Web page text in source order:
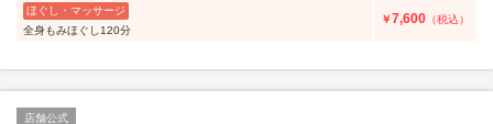
ほぐし・マッサージ
全身もみほぐし120分
￥7,600 （税込）
店舗公式